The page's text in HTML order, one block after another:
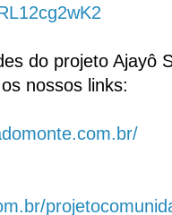
do projeto Ajayô
nossos links: